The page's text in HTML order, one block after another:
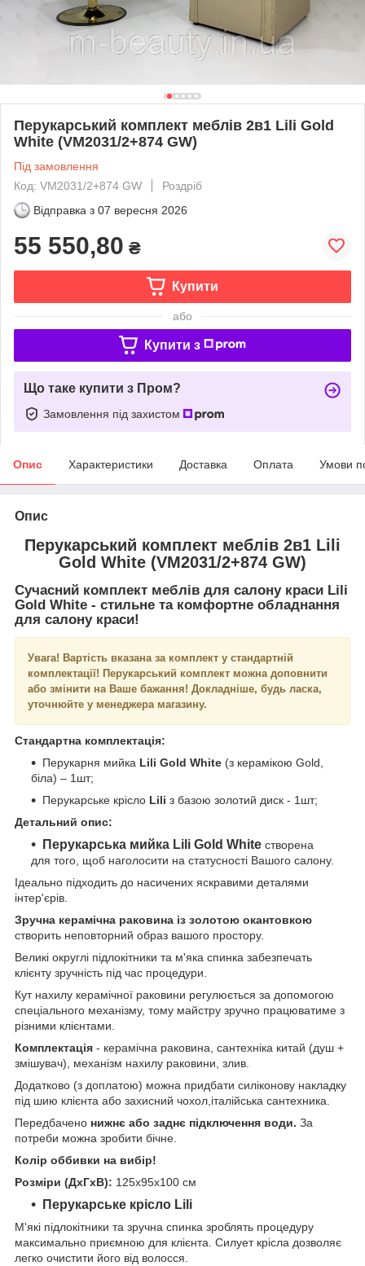
Перукарський комплект меблів 2в1 Lili Gold
White (VM2031/2+874 GW)
Під замовлення
Код: VM2031/2+874 GW
Роздріб
Відправка з 07 вересня 2026
55 550,80 ₴
Купити
або
Купити з
Що таке купити з Пром?
Замовлення під захистом
Опис Характеристики Доставка Оплата Умови
Опис
Перукарський комплект меблів 2в1 Lili
Gold White (VM2031/2+874 GW)
Сучасний комплект меблів для салону краси Lili
Gold White - стильне та комфортне обладнання
для салону краси!
Увага! Вартість вказана за комплект у стандартній
комплектації! Перукарський комплект можна доповнити
або змінити на Ваше бажання! Докладніше, будь ласка,
уточнюйте у менеджера магазину.
Стандартна комплектація:
Перукарня мийка Lili Gold White (з керамікою Gold,
біла) – 1шт;
Перукарське крісло Lili з базою золотий диск - 1шт;
Детальний опис:
Перукарська мийка Lili Gold White створена
для того, щоб наголосити на статусності Вашого салону.
Ідеально підходить до насичених яскравими деталями
інтер'єрів.
Зручна керамічна раковина із золотою окантовкою
створить неповторний образ вашого простору.
Великі округлі підлокітники та м'яка спинка забезпечать
клієнту зручність під час процедури.
Кут нахилу керамічної раковини регулюється за допомогою
спеціального механізму, тому майстру зручно працюватиме з
різними клієнтами.
Комплектація - керамічна раковина, сантехніка китай (душ +
змішувач), механізм нахилу раковини, злив.
Додатково (з доплатою) можна придбати силіконову накладку
під шию клієнта або захисний чохол,італійська сантехника.
Передбачено нижнє або заднє підключення води. За
потреби можна зробити бічне.
Колір оббивки на вибір!
Розміри (ДхГхВ): 125х95х100 см
Перукарське крісло Lili
М'які підлокітники та зручна спинка зроблять процедуру
максимально приємною для клієнта. Силует крісла дозволяє
легко очистити його від волосся.